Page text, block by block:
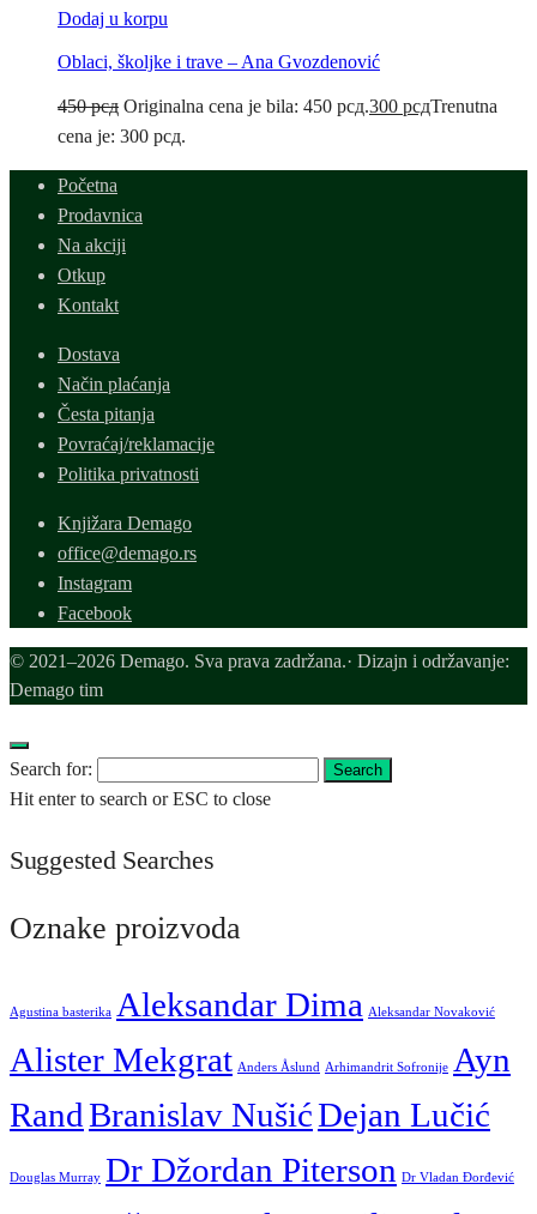
Dodaj u korpu
Oblaci, školjke i trave – Ana Gvozdenović
450рсд Originalna cena je bila: 450 рсд.300 рсдTrenutna
cena je: 300 рсд.
Početna
Prodavnica
Na akciji
Otkup
Kontakt
Dostava
Način plaćanja
Česta pitanja
Povraćaj/reklamacije
Politika privatnosti
Knjižara Demago
office@demago.rs
Instagram
Facebook
© 2021–2026 Demago. Sva prava zadržana.· Dizajn i održavanje:
Demago tim
Search for: Search
Hit enter to search or ESC to close
Suggested Searches
Oznake proizvoda
Agustina basterika Aleksandar Dima Aleksandar Novaković
Alister Mekgrat Anders Åslund Arhimandrit Sofronije Ayn
RandBranislav NušićDejan Lučić
Douglas Murray Dr Džordan Piterson Dr Vladan Đorđević